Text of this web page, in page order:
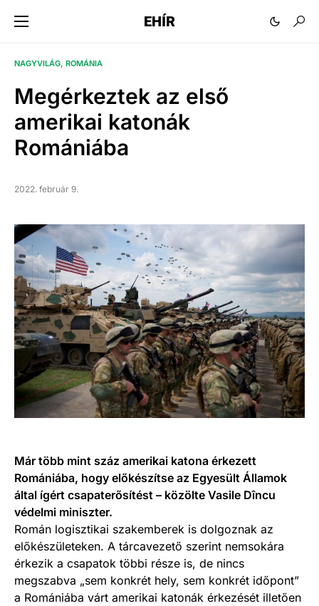
EHÍR
NAGYVILÁG ROMÁNIA
Megérkeztek az első
amerikai katonák
Romániába
2022. február 9.
Már több mint száz amerikai katona érkezett
Romániába, hogy előkészítse az Egyesült Államok
által ígért csapaterősítést – közölte Vasile Dîncu
védelmi miniszter.
Román logisztikai szakemberek is dolgoznak az
előkészületeken. A tárcavezető szerint nemsokára
érkezik a csapatok többi része is, de nincs
megszabva „sem konkrét hely, sem konkrét időpont”
a Romániába várt amerikai katonák érkezését illetően